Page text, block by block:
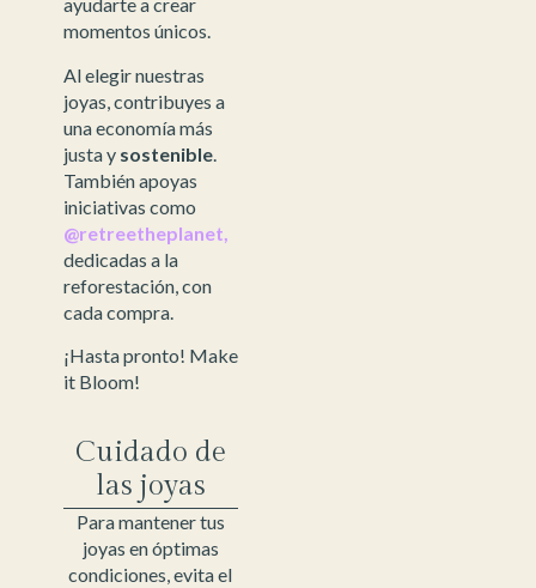
momentos únicos.
Al elegir nuestras
joyas, contribuyes a
una economía más
justa y sostenible.
También apoyas
iniciativas como
@retreetheplanet,
dedicadas a la
reforestación, con
cada compra.
¡Hasta pronto! Make
it Bloom!
Cuidado de
las joyas
Para mantener tus
joyas en óptimas
condiciones, evita el